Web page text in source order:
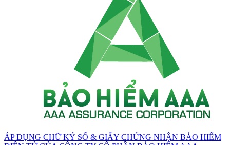
ÁP DỤNG CHỮ KÝ SỐ & GIẤY CHỨNG NHẬN BẢO HIỂM